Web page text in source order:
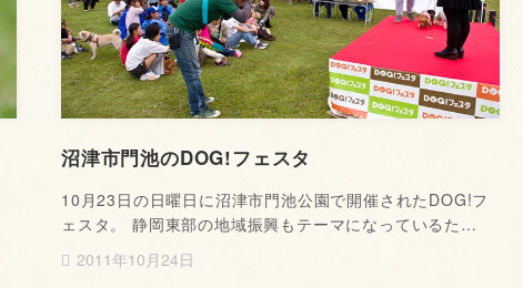
沼津市門池のDOG!フェスタ
10月23日の日曜日に沼津市門池公園で開催されたDOG!フ
ェスタ。 静岡東部の地域振興もテーマになっているた…
2011年10月24日